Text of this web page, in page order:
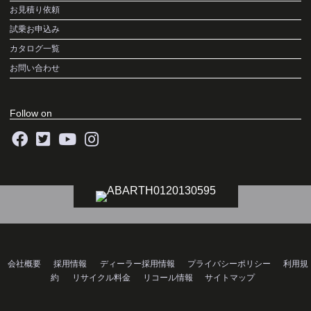
お見積り依頼
試乗お申込み
カタログ一覧
お問い合わせ
Follow on
会社概要 採用情報 ディーラー採用情報 プライバシーポリシー
利用規
約
リサイクル料金 リコール情報 サイトマップ